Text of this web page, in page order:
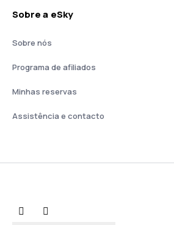
Sobre a eSky
Sobre nós
Programa de afiliados
Minhas reservas
Assistência e contacto